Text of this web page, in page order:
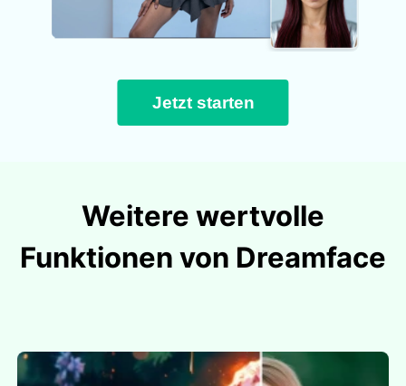
Jetzt starten
Weitere wertvolle
Funktionen von Dreamface